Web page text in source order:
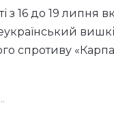
з 16 до 19 липня
спротиву